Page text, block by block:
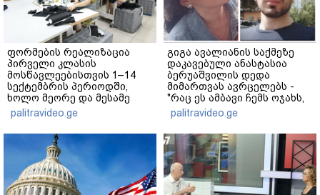
ფორმების რეალიზაცია
პირველი კლასის
მოსწავლეებისთვის 1–14
სექტემბრის პერიოდში,
ხოლო მეორე და მესამე
ეტაპებზე...
palitravideo.ge
გიგა ავალიანის საქმეზე
დაკავებული ანასტასია
ბერუაშვილის დედა
მიმართვას ავრცელებს -
"რაც ეს ამბავი ჩემს ოჯახს,
ჩემს ანასტასიას გადახდა
თავს, მის მერე მე მე არ
ვარ"
palitravideo.ge